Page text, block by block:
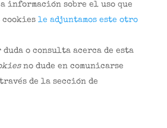
información sobre el uso que
cookies le adjuntamos este otro
o consulta acerca de esta
no dude en comunicarse
de la sección de